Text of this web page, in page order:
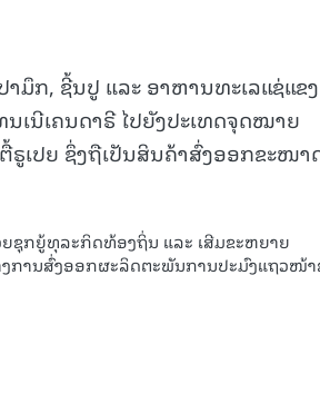
ມຶກ, ຊີ້ນປູ ແລະ ອາຫານທະເລແຊ່ແຂງ
ເນີເຄນດາຣີ ໄປຍັງປະເທດຈຸດໝາຍ
ຣູເປຍ ຊຶ່ງຖືເປັນສິນຄ້າສົ່ງອອກຂະໜາ
ຊຸກຍູ້ທຸລະກິດທ້ອງຖິ່ນ ແລະ ເສີມຂະຫຍາຍ
ງການສົ່ງອອກຜະລິດຕະພັນການປະມົງແຖວໜ້າ